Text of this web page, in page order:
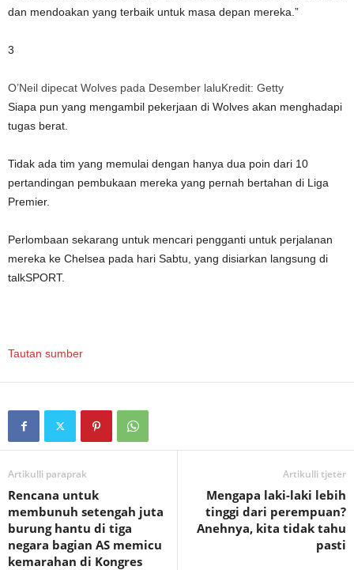
dan mendoakan yang terbaik untuk masa depan mereka.”
3
O’Neil dipecat Wolves pada Desember laluKredit: Getty
Siapa pun yang mengambil pekerjaan di Wolves akan menghadapi
tugas berat.
Tidak ada tim yang memulai dengan hanya dua poin dari 10
pertandingan pembukaan mereka yang pernah bertahan di Liga
Premier.
Perlombaan sekarang untuk mencari pengganti untuk perjalanan
mereka ke Chelsea pada hari Sabtu, yang disiarkan langsung di
talkSPORT.
Tautan sumber
Artikulli paraprak
Rencana untuk
membunuh setengah juta
burung hantu di tiga
negara bagian AS memicu
kemarahan di Kongres
Artikulli tjetër
Mengapa laki-laki lebih
tinggi dari perempuan?
Anehnya, kita tidak tahu
pasti